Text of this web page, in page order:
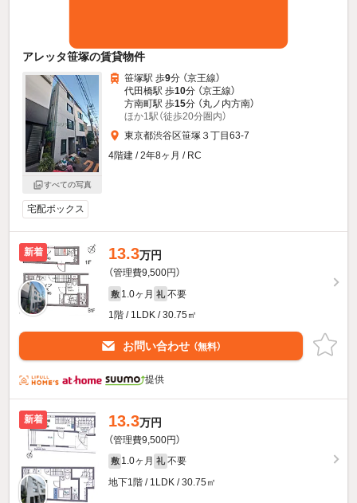
アレッタ笹塚の賃貸物件
すべての写真
笹塚駅 歩9分 （京王線）
代田橋駅 歩10分 （京王線）
方南町駅 歩15分 （丸ノ内方南）
ほか1駅（徒歩20分圏内）
東京都渋谷区笹塚３丁目63-7
4階建 / 2年8ヶ月 / RC
宅配ボックス
新着 13.3万円
（管理費9,500円）
敷 1.0ヶ月 礼 不要
1階 / 1LDK / 30.75㎡
お問い合わせ （無料）
提供
新着 13.3万円
（管理費9,500円）
敷 1.0ヶ月 礼 不要
地下1階 / 1LDK / 30.75㎡